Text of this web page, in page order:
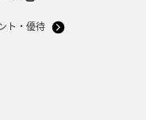
ト・優待